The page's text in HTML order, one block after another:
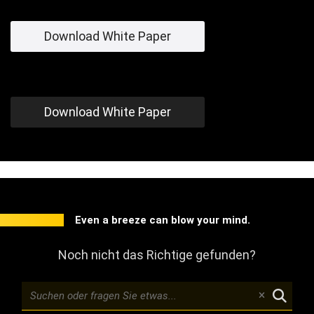
Download White Paper
Download White Paper
Even a breeze can blow your mind.
Noch nicht das Richtige gefunden?